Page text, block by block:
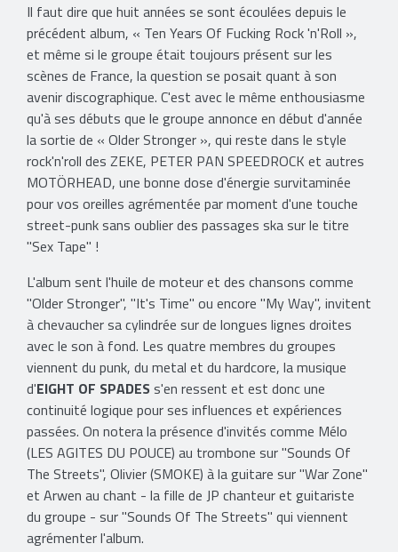
Il faut dire que huit années se sont écoulées depuis le
précédent album, « Ten Years Of Fucking Rock 'n'Roll »,
et même si le groupe était toujours présent sur les
scènes de France, la question se posait quant à son
avenir discographique. C'est avec le même enthousiasme
qu'à ses débuts que le groupe annonce en début d'année
la sortie de « Older Stronger », qui reste dans le style
rock'n'roll des ZEKE, PETER PAN SPEEDROCK et autres
MOTÖRHEAD, une bonne dose d'énergie survitaminée
pour vos oreilles agrémentée par moment d'une touche
street-punk sans oublier des passages ska sur le titre
''Sex Tape'' !
L'album sent l'huile de moteur et des chansons comme
''Older Stronger'', ''It's Time'' ou encore ''My Way'', invitent
à chevaucher sa cylindrée sur de longues lignes droites
avec le son à fond. Les quatre membres du groupes
viennent du punk, du metal et du hardcore, la musique
d'EIGHT OF SPADESs'en ressent et est donc une
continuité logique pour ses influences et expériences
passées. On notera la présence d'invités comme Mélo
(LES AGITES DU POUCE) au trombone sur ''Sounds Of
The Streets'', Olivier (SMOKE) à la guitare sur ''War Zone''
et Arwen au chant - la fille de JP chanteur et guitariste
du groupe - sur ''Sounds Of The Streets'' qui viennent
agrémenter l'album.